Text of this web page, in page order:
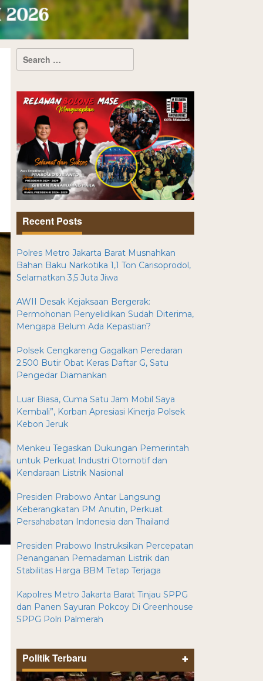
Recent Posts
Polres Metro Jakarta Barat Musnahkan
Bahan Baku Narkotika 1,1 Ton Carisoprodol,
Selamatkan 3,5 Juta Jiwa
AWII Desak Kejaksaan Bergerak:
Permohonan Penyelidikan Sudah Diterima,
Mengapa Belum Ada Kepastian?
Polsek Cengkareng Gagalkan Peredaran
2.500 Butir Obat Keras Daftar G, Satu
Pengedar Diamankan
Luar Biasa, Cuma Satu Jam Mobil Saya
Kembali”, Korban Apresiasi Kinerja Polsek
Kebon Jeruk
Menkeu Tegaskan Dukungan Pemerintah
untuk Perkuat Industri Otomotif dan
Kendaraan Listrik Nasional
Presiden Prabowo Antar Langsung
Keberangkatan PM Anutin, Perkuat
Persahabatan Indonesia dan Thailand
Presiden Prabowo Instruksikan Percepatan
Penanganan Pemadaman Listrik dan
Stabilitas Harga BBM Tetap Terjaga
Kapolres Metro Jakarta Barat Tinjau SPPG
dan Panen Sayuran Pokcoy Di Greenhouse
SPPG Polri Palmerah
Politik Terbaru +